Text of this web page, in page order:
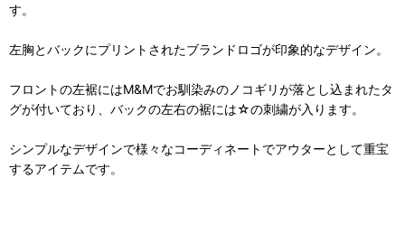
す。
左胸とバックにプリントされたブランドロゴが印象的なデザイン。
フロントの左裾にはM&Mでお馴染みのノコギリが落とし込まれたタ
グが付いており、バックの左右の裾には☆の刺繍が入ります。
シンプルなデザインで様々なコーディネートでアウターとして重宝
するアイテムです。